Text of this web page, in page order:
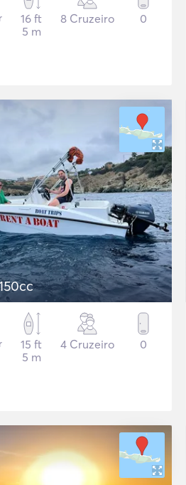
16 ft
5 m
8 Cruzeiro 0
15 ft
5 m
4 Cruzeiro 0